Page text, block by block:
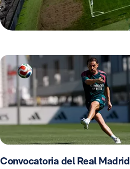
Convocatoria del Real Madrid